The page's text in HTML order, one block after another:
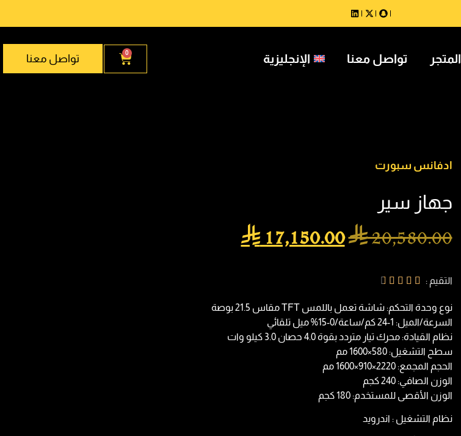
المتجر تواصل معنا الإنجليزية 0 تواصل معنا
ادفانس سبورت
جهاز سير
20,580.00
17,150.00
التقيم : 




نوع وحدة التحكم: شاشة تعمل باللمس TFT مقاس 21.5 بوصة
السرعة/الميل: 1-24 كم/ساعة/0-15% ميل تلقائي
نظام القيادة: محرك تيار متردد بقوة 4.0 حصان 3.0 كيلو وات
سطح التشغيل: 580×1600 مم
الحجم المجمع: 2220×910×1600 مم
الوزن الصافي: 240 كجم
الوزن الأقصى للمستخدم: 180 كجم
نظام التشغيل : اندرويد